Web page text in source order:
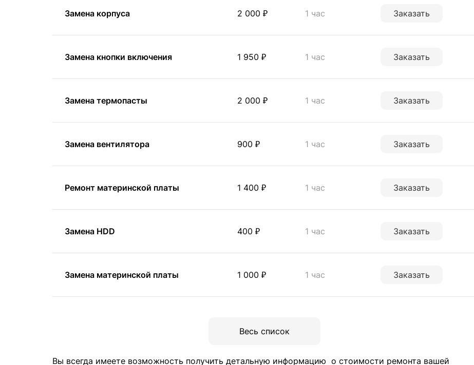
Замена корпуса 2 000 ₽ 1 час Заказать
Замена кнопки включения 1 950 ₽ 1 час Заказать
Замена термопасты 2 000 ₽ 1 час Заказать
Замена вентилятора 900 ₽ 1 час Заказать
Ремонт материнской платы 1 400 ₽ 1 час Заказать
Замена HDD 400 ₽ 1 час Заказать
Замена материнской платы 1 000 ₽ 1 час Заказать
Весь список
Вы всегда имеете возможность получить детальную информацию о стоимости ремонта вашей